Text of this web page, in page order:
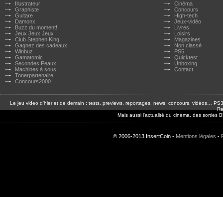
Illustrateur
Graphiste
Guitare
Damonx
Buzz du moment!
Jeux Jeux Jeux
Club Stephen King
Gagnez des cadeaux
Winbuz
Gamatomic
Secondes Peaux
Machines à sous
Tonerpartenaire
Concours2000
Cinéma
Concours
High-tech
Jeux-vidéo
Livres
Loisirs
Magazines
Non classé
PS5
Quicktest
Unboxing
Contact
Le jeu video d'hier et de demain : tests, previews, reportages, news, concours, vidéos…
Mais aussi l'actualité du cinéma, des sorties
© 2006-2013 InsertCoin - Mentions légales -